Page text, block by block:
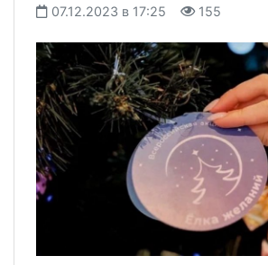
07.12.2023 в 17:25 155